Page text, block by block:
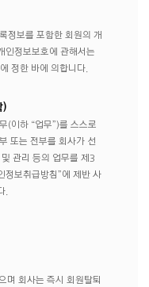
정보를 포함한 회원의 개
인정보보호에 관해서는
정한 바에 의합니다.
)
(이하 “업무”)를 스스로
또는 전부를 회사가 선
관리 등의 업무를 제3
정보취급방침”에 제반 사
.
며 회사는 즉시 회원탈퇴